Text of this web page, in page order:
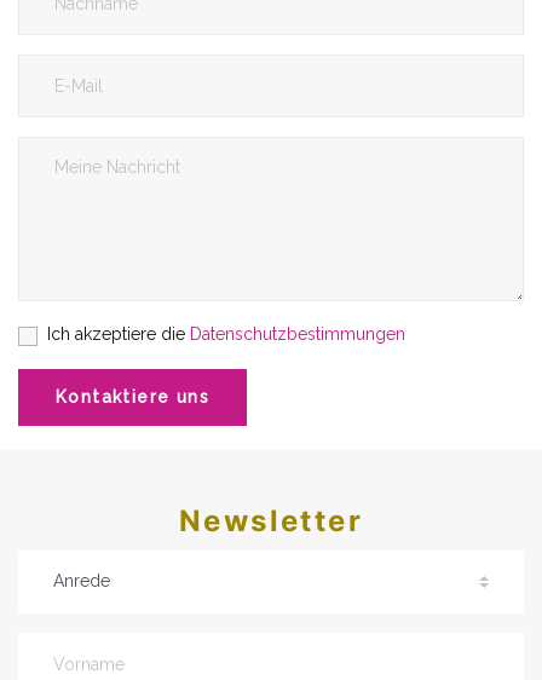
Ich akzeptiere die Datenschutzbestimmungen
Kontaktiere uns
Newsletter